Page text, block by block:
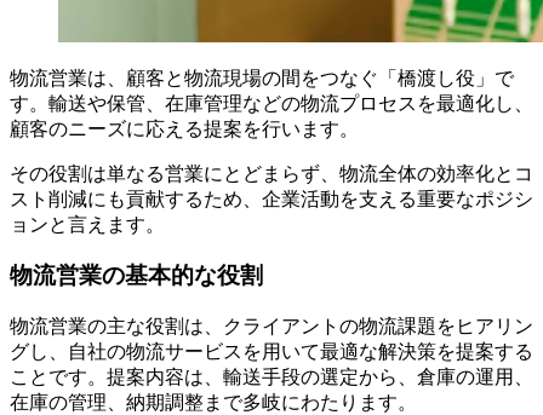
物流営業は、顧客と物流現場の間をつなぐ「橋渡し役」で
す。輸送や保管、在庫管理などの物流プロセスを最適化し、
顧客のニーズに応える提案を行います。
その役割は単なる営業にとどまらず、物流全体の効率化とコ
スト削減にも貢献するため、企業活動を支える重要なポジシ
ョンと言えます。
物流営業の基本的な役割
物流営業の主な役割は、クライアントの物流課題をヒアリン
グし、自社の物流サービスを用いて最適な解決策を提案する
ことです。提案内容は、輸送手段の選定から、倉庫の運用、
在庫の管理、納期調整まで多岐にわたります。